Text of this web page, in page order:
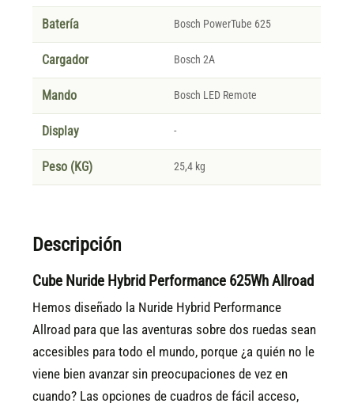
Batería Bosch PowerTube 625
Cargador Bosch 2A
Mando Bosch LED Remote
Display -
Peso (KG) 25,4 kg
Descripción
Cube Nuride Hybrid Performance 625Wh Allroad
Hemos diseñado la Nuride Hybrid Performance
Allroad para que las aventuras sobre dos ruedas sean
accesibles para todo el mundo, porque ¿a quién no le
viene bien avanzar sin preocupaciones de vez en
cuando? Las opciones de cuadros de fácil acceso,